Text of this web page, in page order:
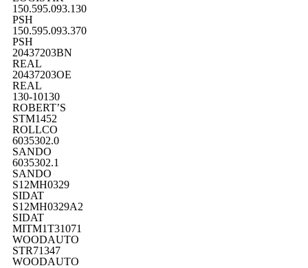
150.595.093.130
PSH
150.595.093.370
PSH
20437203BN
REAL
20437203OE
REAL
130-10130
ROBERT’S
STM1452
ROLLCO
6035302.0
SANDO
6035302.1
SANDO
S12MH0329
SIDAT
S12MH0329A2
SIDAT
MITM1T31071
WOODAUTO
STR71347
WOODAUTO